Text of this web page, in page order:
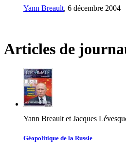
Yann Breault, 6 décembre 2004
Articles de
Yann Breault et Jacques
Géopolitique de la Russie